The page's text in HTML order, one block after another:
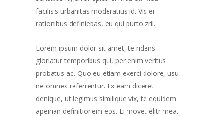
facilisis urbanitas moderatius id. Vis ei
rationibus definiebas, eu qui purto zril.
Lorem ipsum dolor sit amet, te ridens
gloriatur temporibus qui, per enim veritus
probatus ad. Quo eu etiam exerci dolore, usu
ne omnes referrentur. Ex eam diceret
denique, ut legimus similique vix, te equidem
apeirian definitionem eos. Ei movet elitr mea.